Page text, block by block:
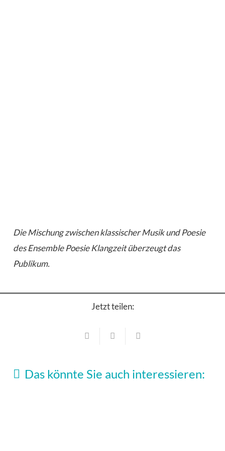
Die Mischung zwischen klassischer Musik und Poesie
des Ensemble Poesie Klangzeit überzeugt das
Publikum.
Jetzt teilen:
Das könnte Sie auch interessieren:
Kleines Theater Haar kann flexibel
22. Juli 2026
Fulminantes Frühjahrskonzert im Bürgersaal
Konzerte